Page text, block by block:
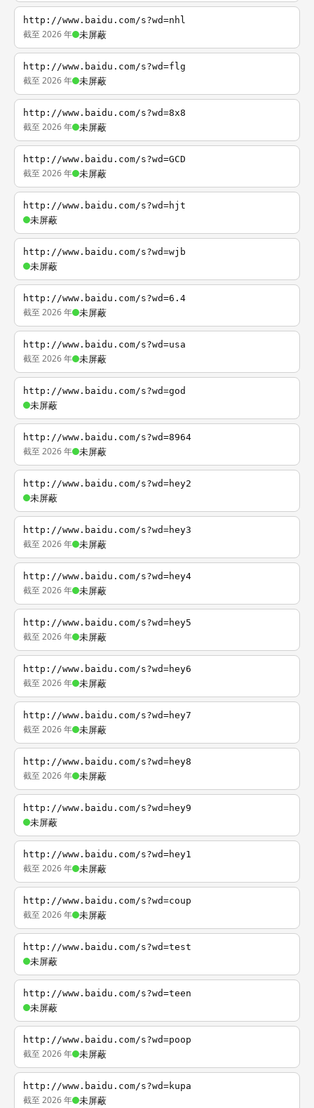
http://www.baidu.com/s?wd=nhl
截至 2026 年 未屏蔽
http://www.baidu.com/s?wd=flg
截至 2026 年 未屏蔽
http://www.baidu.com/s?wd=8x8
截至 2026 年 未屏蔽
http://www.baidu.com/s?wd=GCD
截至 2026 年 未屏蔽
http://www.baidu.com/s?wd=hjt
未屏蔽
http://www.baidu.com/s?wd=wjb
未屏蔽
http://www.baidu.com/s?wd=6.4
截至 2026 年 未屏蔽
http://www.baidu.com/s?wd=usa
截至 2026 年 未屏蔽
http://www.baidu.com/s?wd=god
未屏蔽
http://www.baidu.com/s?wd=8964
截至 2026 年 未屏蔽
http://www.baidu.com/s?wd=hey2
未屏蔽
http://www.baidu.com/s?wd=hey3
截至 2026 年 未屏蔽
http://www.baidu.com/s?wd=hey4
截至 2026 年 未屏蔽
http://www.baidu.com/s?wd=hey5
截至 2026 年 未屏蔽
http://www.baidu.com/s?wd=hey6
截至 2026 年 未屏蔽
http://www.baidu.com/s?wd=hey7
截至 2026 年 未屏蔽
http://www.baidu.com/s?wd=hey8
截至 2026 年 未屏蔽
http://www.baidu.com/s?wd=hey9
未屏蔽
http://www.baidu.com/s?wd=hey1
截至 2026 年 未屏蔽
http://www.baidu.com/s?wd=coup
截至 2026 年 未屏蔽
http://www.baidu.com/s?wd=test
未屏蔽
http://www.baidu.com/s?wd=teen
未屏蔽
http://www.baidu.com/s?wd=poop
截至 2026 年 未屏蔽
http://www.baidu.com/s?wd=kupa
截至 2026 年 未屏蔽